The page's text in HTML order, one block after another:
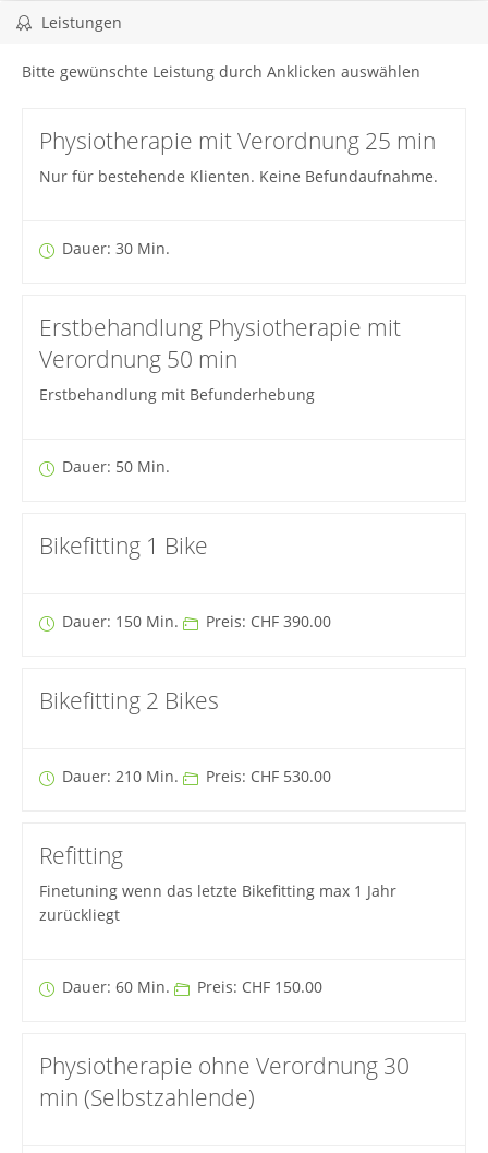
Leistungen
Bitte gewünschte Leistung durch Anklicken auswählen
Physiotherapie mit Verordnung 25 min
Nur für bestehende Klienten. Keine Befundaufnahme.
Dauer: 30 Min.
Erstbehandlung Physiotherapie mit
Verordnung 50 min
Erstbehandlung mit Befunderhebung
Dauer: 50 Min.
Bikefitting 1 Bike
Dauer: 150 Min. Preis: CHF 390.00
Bikefitting 2 Bikes
Dauer: 210 Min. Preis: CHF 530.00
Refitting
Finetuning wenn das letzte Bikefitting max 1 Jahr
zurückliegt
Dauer: 60 Min. Preis: CHF 150.00
Physiotherapie ohne Verordnung 30
min (Selbstzahlende)